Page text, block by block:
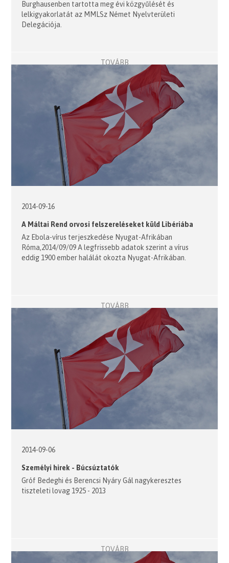
Burghausenben tartotta meg évi közgyűlését és
lelkigyakorlatát az MMLSz Német Nyelvterületi
Delegációja.
TOVÁBB
2014-09-16
A Máltai Rend orvosi felszereléseket küld Libériába
Az Ebola-vírus terjeszkedése Nyugat-Afrikában
Róma,2014/09/09 A legfrissebb adatok szerint a vírus
eddig 1900 ember halálát okozta Nyugat-Afrikában.
TOVÁBB
2014-09-06
Személyi hirek - Búcsúztatók
Gróf Bedeghi és Berencsi Nyáry Gál nagykeresztes
tiszteleti lovag 1925 - 2013
TOVÁBB